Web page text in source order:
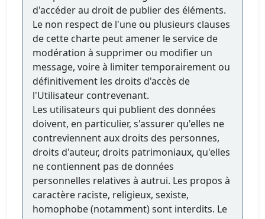
d'accéder au droit de publier des éléments.
Le non respect de l'une ou plusieurs clauses
de cette charte peut amener le service de
modération à supprimer ou modifier un
message, voire à limiter temporairement ou
définitivement les droits d'accès de
l'Utilisateur contrevenant.
Les utilisateurs qui publient des données
doivent, en particulier, s'assurer qu'elles ne
contreviennent aux droits des personnes,
droits d'auteur, droits patrimoniaux, qu'elles
ne contiennent pas de données
personnelles relatives à autrui. Les propos à
caractère raciste, religieux, sexiste,
homophobe (notamment) sont interdits. Le